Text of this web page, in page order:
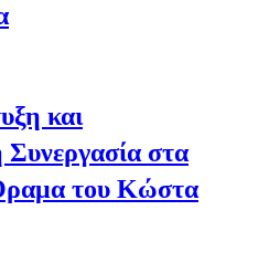
και
στα
του Κώστα